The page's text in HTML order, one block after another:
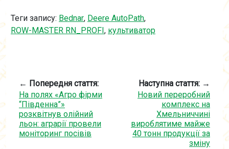
Теги запису: Bednar, Deere AutoPath,
ROW-MASTER RN_PROFI, культиватор
← Попередня стаття:
На полях «Агро фірми
“Південна”»
розквітнув олійний
льон: аграрії провели
моніторинг посівів
Наступна стаття: →
Новий переробний
комплекс на
Хмельниччині
вироблятиме майже
40 тонн продукції за
зміну